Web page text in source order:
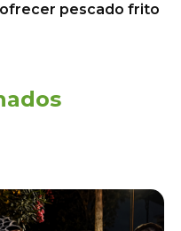
pescado frito